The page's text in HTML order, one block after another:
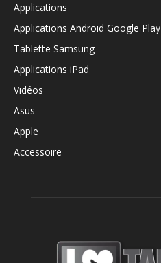
Applications
Applications Android Google Play
Tablette Samsung
Applications iPad
Vidéos
Asus
Apple
Accessoire